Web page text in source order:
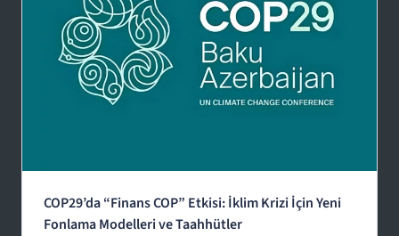
COP29’da “Finans COP” Etkisi: İklim Krizi İçin Yeni
Fonlama Modelleri ve Taahhütler